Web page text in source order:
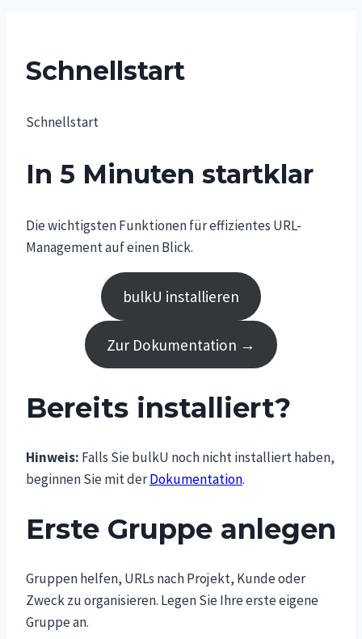
Schnellstart
Schnellstart
In 5 Minuten startklar
Die wichtigsten Funktionen für effizientes URL-
Management auf einen Blick.
bulkU installieren
Zur Dokumentation →
Bereits installiert?
Hinweis: Falls Sie bulkU noch nicht installiert haben,
beginnen Sie mit derDokumentation.
Erste Gruppe anlegen
Gruppen helfen, URLs nach Projekt, Kunde oder
Zweck zu organisieren. Legen Sie Ihre erste eigene
Gruppe an.